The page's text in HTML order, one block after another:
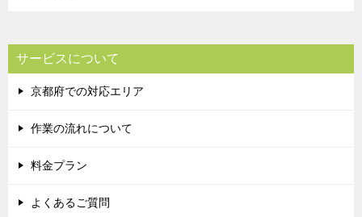
サービスについて
京都府での対応エリア
作業の流れについて
料金プラン
よくあるご質問